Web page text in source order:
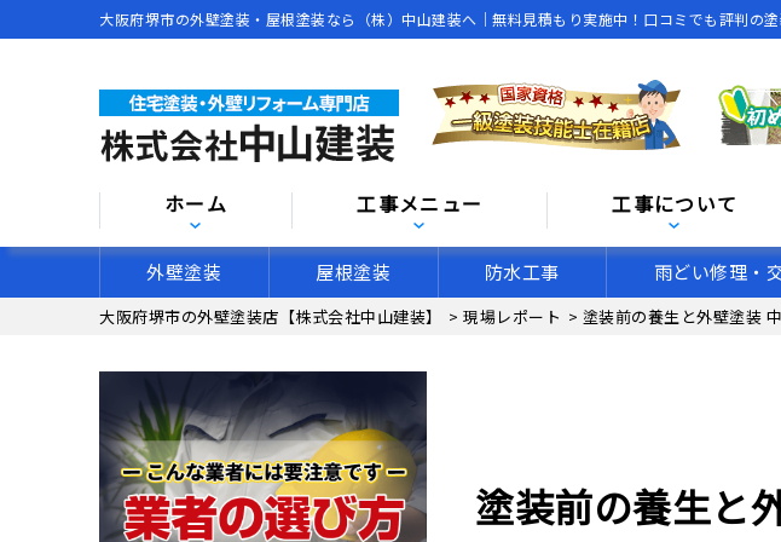
大阪府堺市の外壁塗装・屋根塗装なら（株）中山建装へ｜無料見積もり実施中！口コミでも評判の
ホーム 工事メニュー 工事について
外壁塗装 屋根塗装 防水工事 雨どい修理・
大阪府堺市の外壁塗装店【株式会社中山建装】 > 現場レポート > 塗装前の養生と外壁塗装
塗装前の養生と